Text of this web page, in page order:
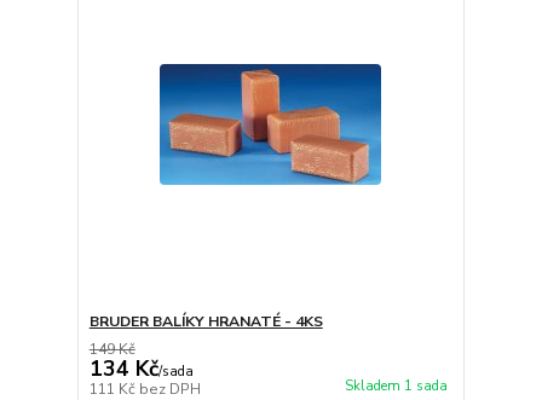
BRUDER BALÍKY HRANATÉ - 4KS
149 Kč
134 Kč/sada
111 Kč bez DPH Skladem 1 sada